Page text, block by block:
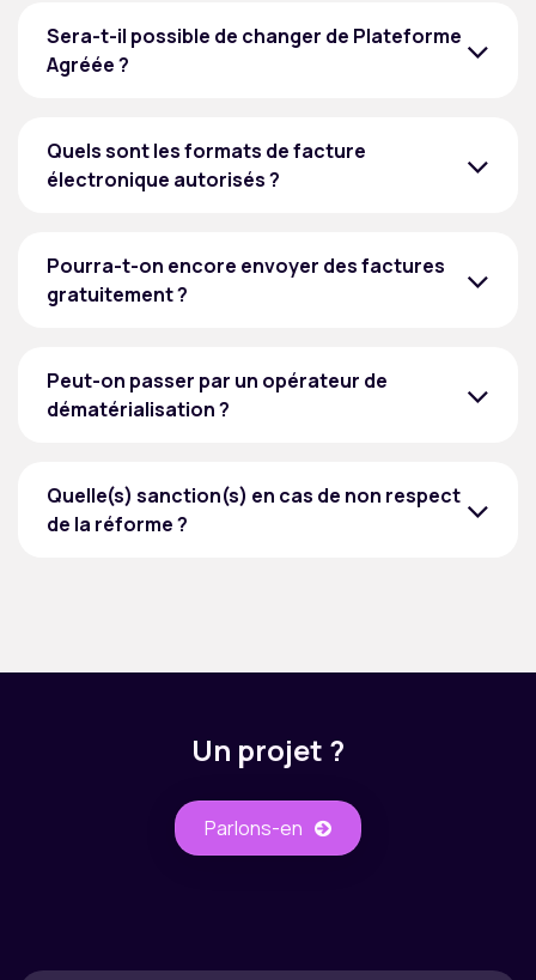
Sera-t-il possible de changer de Plateforme
Agréée ?
Quels sont les formats de facture
électronique autorisés ?
Pourra-t-on encore envoyer des factures
gratuitement ?
Peut-on passer par un opérateur de
dématérialisation ?
Quelle(s) sanction(s) en cas de non respect
de la réforme ?
Un projet ?
Parlons-​​en